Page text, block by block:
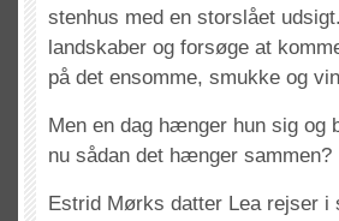
stenhus med en storslået
landskaber og forsøge at
på det ensomme, smukke og
Men en dag hænger hun sig og
nu sådan det hænger sammen?
Estrid Mørks datter Lea rejser